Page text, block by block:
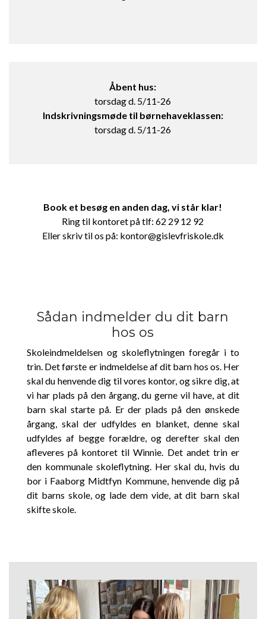
Åbent hus:
torsdag d. 5/11-26
Indskrivningsmøde til børnehaveklassen:
torsdag d. 5/11-26
Book et besøg en anden dag, vi står klar!
Ring til kontoret på tlf: 62 29 12 92
Eller skriv til os på: kontor@gislevfriskole.dk
Sådan indmelder du dit barn
hos os
Skoleindmeldelsen og skoleflytningen foregår i to
trin. Det første er indmeldelse af dit barn hos os. Her
skal du henvende dig til vores kontor, og sikre dig, at
vi har plads på den årgang, du gerne vil have, at dit
barn skal starte på. Er der plads på den ønskede
årgang, skal der udfyldes en blanket, denne skal
udfyldes af begge forældre, og derefter skal den
afleveres på kontoret til Winnie. Det andet trin er
den kommunale skoleflytning. Her skal du, hvis du
bor i Faaborg Midtfyn Kommune, henvende dig på
dit barns skole, og lade dem vide, at dit barn skal
skifte skole.